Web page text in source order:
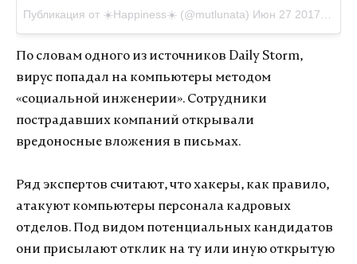
Публикация от ☀️Happiness☀️ (@mutlunata) Июн 27 2017 в 5:06 PDT
По словам одного из источников Daily Storm,
вирус попадал на компьютеры методом
«социальной инженерии». Сотрудники
пострадавших компаний открывали
вредоносные вложения в письмах.
Ряд экспертов считают, что хакеры, как правило,
атакуют компьютеры персонала кадровых
отделов. Под видом потенциальных кандидатов
они присылают отклик на ту или иную открытую